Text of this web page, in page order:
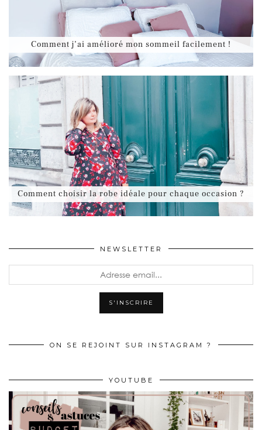
Comment j’ai amélioré mon sommeil facilement !
Comment choisir la robe idéale pour chaque occasion ?
NEWSLETTER
ON SE REJOINT SUR INSTAGRAM ?
YOUTUBE